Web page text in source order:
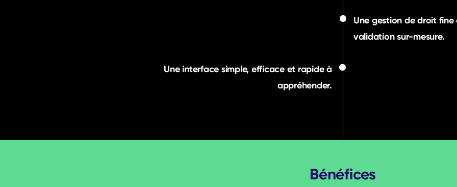
Une gestion de droit fine
validation sur-mesure.
Une interface simple, efficace et rapide à
appréhender.
Bénéfices